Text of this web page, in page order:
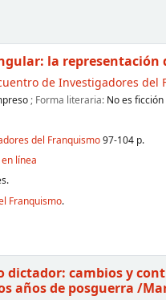
la
de Investigadores del
; Forma literaria: No es ficción
del Franquismo97-104 p.
línea
Franquismo.
dictador: cambios y
años de posguerra /